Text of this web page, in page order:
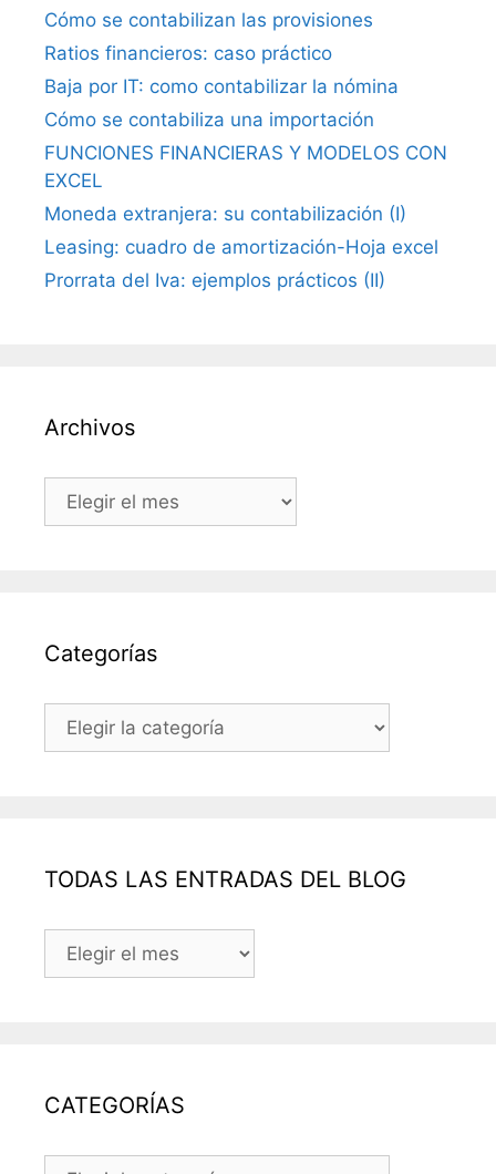
Cómo se contabilizan las provisiones
Ratios financieros: caso práctico
Baja por IT: como contabilizar la nómina
Cómo se contabiliza una importación
FUNCIONES FINANCIERAS Y MODELOS CON
EXCEL
Moneda extranjera: su contabilización (I)
Leasing: cuadro de amortización-Hoja excel
Prorrata del Iva: ejemplos prácticos (II)
Archivos
Archivos
Categorías
Categorías
TODAS LAS ENTRADAS DEL BLOG
TODAS
CATEGORÍAS
CATEGORÍAS